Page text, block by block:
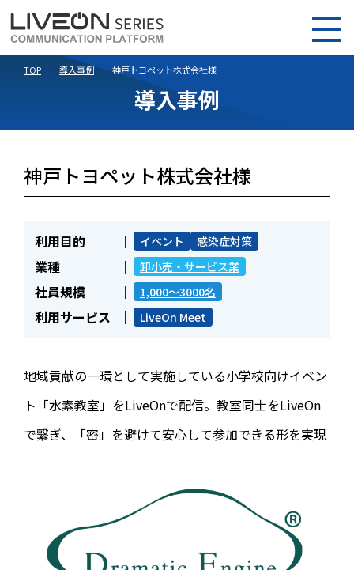
TOP 導入事例 神戸トヨペット株式会社様
導入事例
神戸トヨペット株式会社様
利用目的 イベント 感染症対策
業種 卸小売・サービス業
社員規模 1,000～3000名
利用サービス LiveOn Meet
地域貢献の一環として実施している小学校向けイベン
ト「水素教室」をLiveOnで配信。教室同士をLiveOn
で繋ぎ、「密」を避けて安心して参加できる形を実現